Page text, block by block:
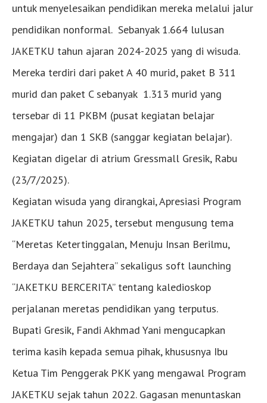
untuk menyelesaikan pendidikan mereka melalui jalur
pendidikan nonformal. Sebanyak 1.664 lulusan
JAKETKU tahun ajaran 2024-2025 yang di wisuda.
Mereka terdiri dari paket A 40 murid, paket B 311
murid dan paket C sebanyak 1.313 murid yang
tersebar di 11 PKBM (pusat kegiatan belajar
mengajar) dan 1 SKB (sanggar kegiatan belajar).
Kegiatan digelar di atrium Gressmall Gresik, Rabu
(23/7/2025).
Kegiatan wisuda yang dirangkai, Apresiasi Program
JAKETKU tahun 2025, tersebut mengusung tema
“Meretas Ketertinggalan, Menuju Insan Berilmu,
Berdaya dan Sejahtera” sekaligus soft launching
“JAKETKU BERCERITA” tentang kaledioskop
perjalanan meretas pendidikan yang terputus.
Bupati Gresik, Fandi Akhmad Yani mengucapkan
terima kasih kepada semua pihak, khususnya Ibu
Ketua Tim Penggerak PKK yang mengawal Program
JAKETKU sejak tahun 2022. Gagasan menuntaskan